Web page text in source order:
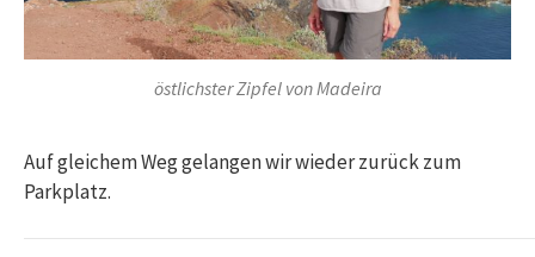
östlichster Zipfel von Madeira
Auf gleichem Weg gelangen wir wieder zurück zum
Parkplatz.